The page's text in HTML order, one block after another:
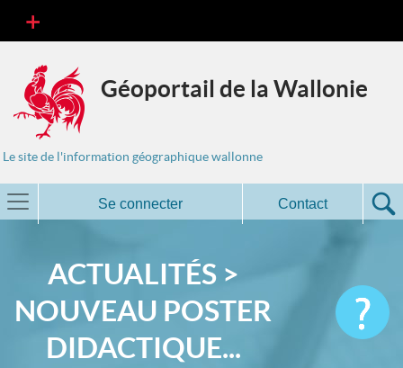
Géoportail de la Wallonie
Le site de l'information géographique wallonne
Se connecter Contact
ACTUALITÉS >
NOUVEAU POSTER
DIDACTIQUE...